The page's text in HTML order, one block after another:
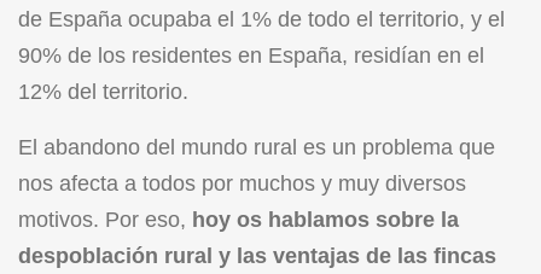
de España ocupaba el 1% de todo el territorio, y el
90% de los residentes en España, residían en el
12% del territorio.
El abandono del mundo rural es un problema que
nos afecta a todos por muchos y muy diversos
motivos. Por eso, hoy os hablamos sobre la
despoblación rural y las ventajas de las fincas